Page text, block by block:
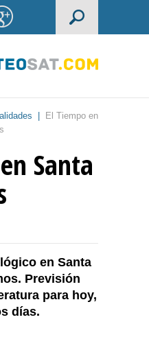
El Tiempo en
Santa
en Santa
Previsión
para hoy,
días.